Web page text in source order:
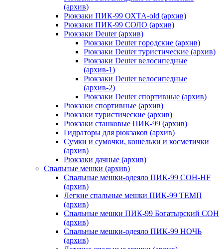
(архив)
Рюкзаки ПИК-99 ОХТА-old (архив)
Рюкзаки ПИК-99 СОЛО (архив)
Рюкзаки Deuter (архив)
Рюкзаки Deuter городские (архив)
Рюкзаки Deuter туристические (архив)
Рюкзаки Deuter велосипедные
(архив-1)
Рюкзаки Deuter велосипедные
(архив-2)
Рюкзаки Deuter спортивные (архив)
Рюкзаки спортивные (архив)
Рюкзаки туристические (архив)
Рюкзаки станковые ПИК-99 (архив)
Гидраторы для рюкзаков (архив)
Сумки и сумочки, кошельки и косметички
(архив)
Рюкзаки дачные (архив)
Спальные мешки (архив)
Спальные мешки-одеяло ПИК-99 СОН-HF
(архив)
Легкие спальные мешки ПИК-99 ТЕМП
(архив)
Спальные мешки ПИК-99 Богатырский СОН
(архив)
Спальные мешки-одеяло ПИК-99 НОЧЬ
(архив)